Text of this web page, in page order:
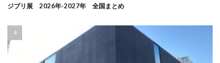
ジブリ展 2026年-2027年 全国まとめ